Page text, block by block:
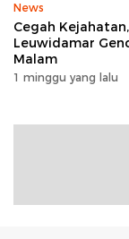
News
Cegah
Leuwidamar
Malam
1 minggu yang lalu